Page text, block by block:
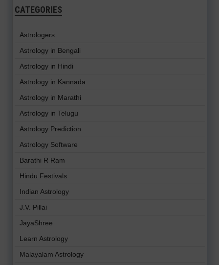
CATEGORIES
Astrologers
Astrology in Bengali
Astrology in Hindi
Astrology in Kannada
Astrology in Marathi
Astrology in Telugu
Astrology Prediction
Astrology Software
Barathi R Ram
Hindu Festivals
Indian Astrology
J.V. Pillai
JayaShree
Learn Astrology
Malayalam Astrology